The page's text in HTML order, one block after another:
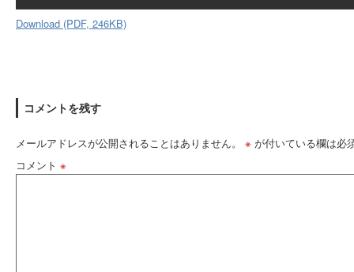
Download (PDF, 246KB)
コメントを残す
メールアドレスが公開されることはありません。 ※ が付いている欄は必
コメント ※